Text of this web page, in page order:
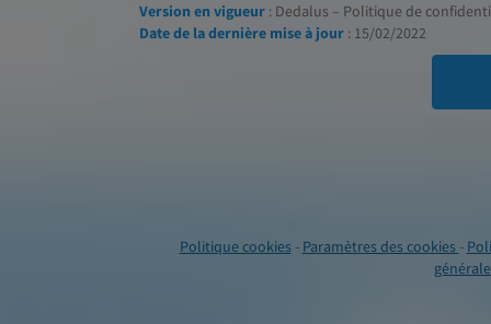
Version en vigueur : Dedalus – Politique de
Date de la dernière mise à jour : 15/02/2022
Politique cookies- Paramètres des cookies -